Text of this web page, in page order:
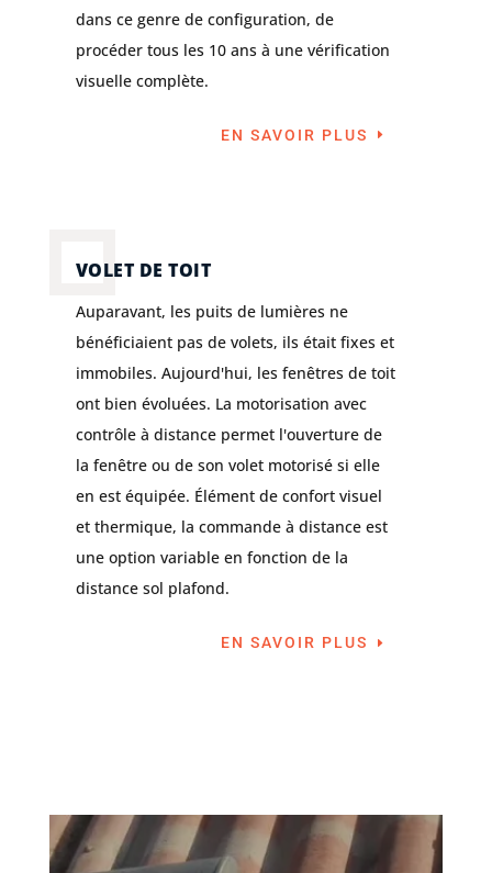
dans ce genre de configuration, de
procéder tous les 10 ans à une vérification
visuelle complète.
EN SAVOIR PLUS
VOLET DE TOIT
Auparavant, les puits de lumières ne
bénéficiaient pas de volets, ils était fixes et
immobiles. Aujourd'hui, les fenêtres de toit
ont bien évoluées. La motorisation avec
contrôle à distance permet l'ouverture de
la fenêtre ou de son volet motorisé si elle
en est équipée. Élément de confort visuel
et thermique, la commande à distance est
une option variable en fonction de la
distance sol plafond.
EN SAVOIR PLUS